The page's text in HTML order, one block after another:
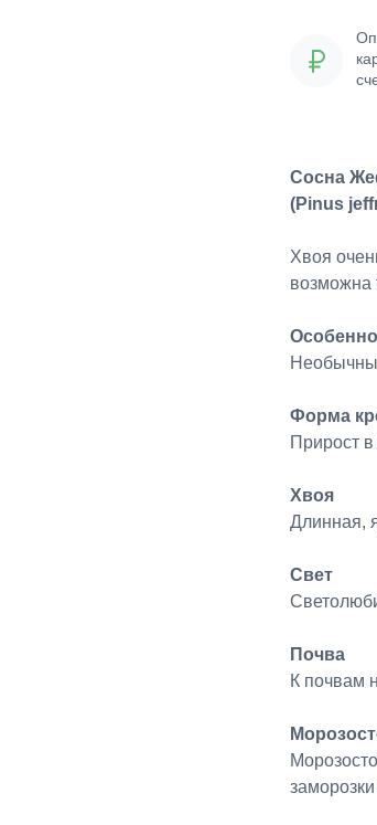
Сосна
(Pinus
Хвоя
возможна
Форма
Прирост
Хвоя
Длинная,
Свет
Почва
К почвам